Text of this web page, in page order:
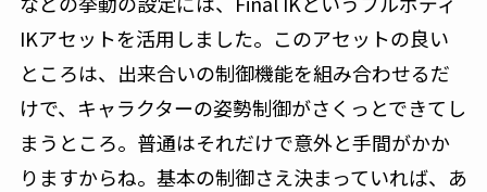
IKアセットを活用しました。このアセットの良い
ところは、出来合いの制御機能を組み合わせるだ
けで、キャラクターの姿勢制御がさくっとできてし
まうところ。普通はそれだけで意外と手間がかか
りますからね。基本の制御さえ決まっていれば、あ